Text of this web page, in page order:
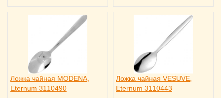
Ложка чайная MODENA,
Eternum 3110490
Ложка чайная VESUVE,
Eternum 3110443